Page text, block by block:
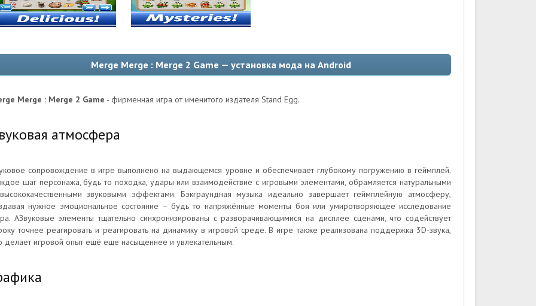
Merge Merge : Merge 2 Game — установка мода на Android
Merge : Merge 2 Game - фирменная игра от именитого издателя Stand Egg.
атмосфера
сопровождение в игре выполнено на выдающемся уровне и обеспечивает глубокому погружению в геймплей.
шаг персонажа, будь то походка, удары или взаимодействие с игровыми элементами, обрамляется натуральными
звуковыми эффектами. Бэкграундная музыка идеально завершает геймплейную атмосферу,
нужное эмоциональное состояние – будь то напряжённые моменты боя или умиротворяющее исследование
АЗвуковые элементы тщательно синхронизированы с разворачивающимися на дисплее сценами, что содействует
точнее реагировать и реагировать на динамику в игровой среде. В игре также реализована поддержка 3D-звука,
делает игровой опыт ещё еще насыщеннее и увлекательным.